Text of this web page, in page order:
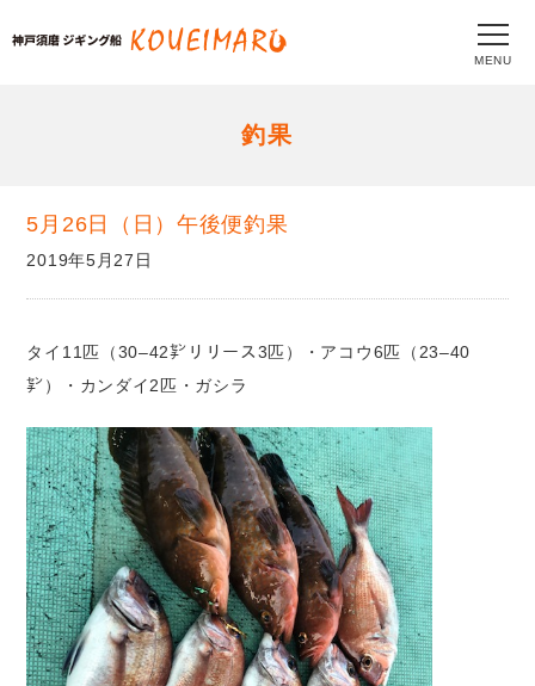
MENU
釣果
5月26日（日）午後便釣果
2019年5月27日
タイ11匹（30–42㌢リリース3匹）・アコウ6匹（23–40
㌢）・カンダイ2匹・ガシラ